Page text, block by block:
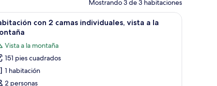
Mostrando 3 de 3 habitaciones
mesita de noche roja, una lámpara roja y adornos en la pared.
Una habitación con dos camas, cafetera y
8
con 2 camas individuales, vista a la
Vista a la montaña
151 pies cuadrados
1 habitación
2 personas